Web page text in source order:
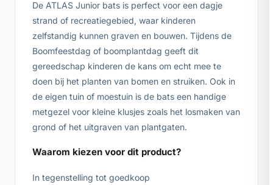
De ATLAS Junior bats is perfect voor een dagje
strand of recreatiegebied, waar kinderen
zelfstandig kunnen graven en bouwen. Tijdens de
Boomfeestdag of boomplantdag geeft dit
gereedschap kinderen de kans om echt mee te
doen bij het planten van bomen en struiken. Ook in
de eigen tuin of moestuin is de bats een handige
metgezel voor kleine klusjes zoals het losmaken van
grond of het uitgraven van plantgaten.
Waarom kiezen voor dit product?
In tegenstelling tot goedkoop